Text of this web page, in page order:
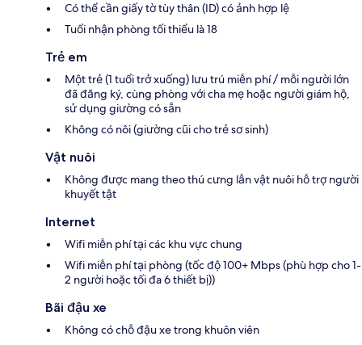
Có thể cần giấy tờ tùy thân (ID) có ảnh hợp lệ
Tuổi nhận phòng tối thiểu là 18
Trẻ em
Một trẻ (1 tuổi trở xuống) lưu trú miễn phí / mỗi người lớn
đã đăng ký, cùng phòng với cha mẹ hoặc người giám hộ,
sử dụng giường có sẵn
Không có nôi (giường cũi cho trẻ sơ sinh)
Vật nuôi
Không được mang theo thú cưng lẫn vật nuôi hỗ trợ người
khuyết tật
Internet
Wifi miễn phí tại các khu vực chung
Wifi miễn phí tại phòng (tốc độ 100+ Mbps (phù hợp cho 1-
2 người hoặc tối đa 6 thiết bị))
Bãi đậu xe
Không có chỗ đậu xe trong khuôn viên